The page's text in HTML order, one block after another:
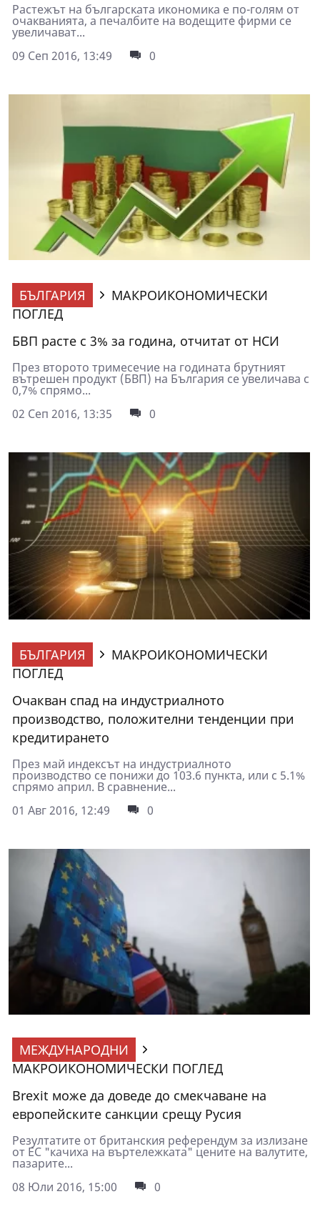
Растежът на българската икономика е по-голям от
очакванията, а печалбите на водещите фирми се
увеличават...
09 Сеп 2016, 13:49
0
БЪЛГАРИЯ
МАКРОИКОНОМИЧЕСКИ
ПОГЛЕД
БВП расте с 3% за година, отчитат от НСИ
През второто тримесечие на годината брутният
вътрешен продукт (БВП) на България се увеличава с
0,7% спрямо...
02 Сеп 2016, 13:35
0
БЪЛГАРИЯ
МАКРОИКОНОМИЧЕСКИ
ПОГЛЕД
Очакван спад на индустриалното
производство, положителни тенденции при
кредитирането
През май индексът на индустриалното
производство се понижи до 103.6 пункта, или с 5.1%
спрямо април. В сравнение...
01 Авг 2016, 12:49
0
МЕЖДУНАРОДНИ
МАКРОИКОНОМИЧЕСКИ ПОГЛЕД
Brexit може да доведе до смекчаване на
европейските санкции срещу Русия
Резултатите от британския референдум за излизане
от ЕС "качиха на въртележката" цените на валутите,
пазарите...
08 Юли 2016, 15:00
0